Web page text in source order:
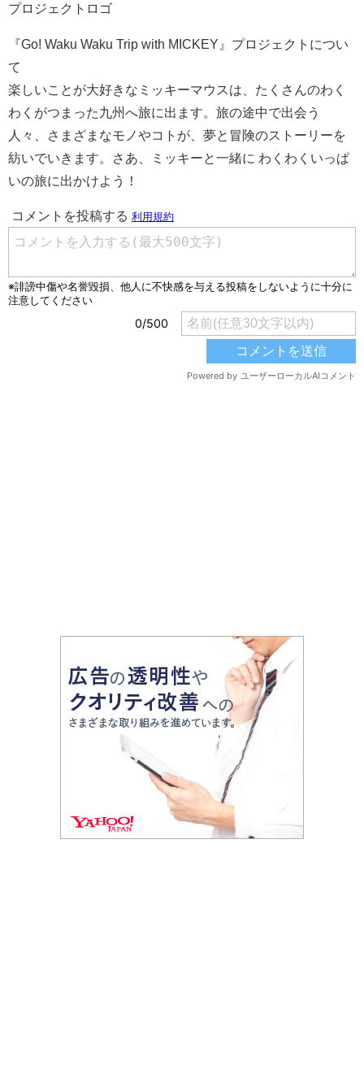
プロジェクトロゴ
『Go! Waku Waku Trip with MICKEY』プロジェクトについ
て
楽しいことが大好きなミッキーマウスは、たくさんのわく
わくがつまった九州へ旅に出ます。旅の途中で出会う
人々、さまざまなモノやコトが、夢と冒険のストーリーを
紡いでいきます。さあ、ミッキーと一緒に わくわくいっぱ
いの旅に出かけよう！